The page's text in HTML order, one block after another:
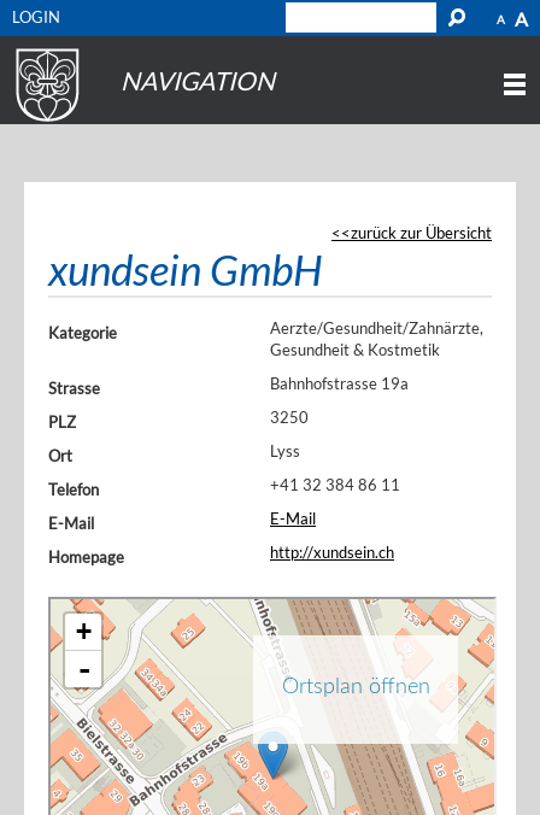
A A
LOGIN
NAVIGATION
zurück zur Übersicht
xundsein GmbH
Kategorie
Aerzte/Gesundheit/Zahnärzte,
Gesundheit & Kostmetik
Strasse
Bahnhofstrasse 19a
PLZ
3250
Ort
Lyss
Telefon
+41 32 384 86 11
E-Mail
E-Mail
Homepage
http://xundsein.ch